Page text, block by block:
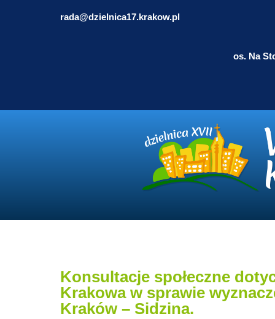
rada@dzielnica17.krakow.pl
os. Na
Konsultacje społeczne
Krakowa w sprawie
Kraków – Sidzina.